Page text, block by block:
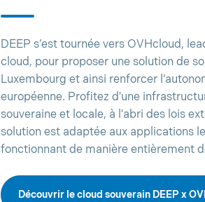
DEEP s’est tournée vers OVHcloud,
cloud, pour proposer une solution de
Luxembourg et ainsi renforcer
européenne. Profitez d'une
souveraine et locale, à l'abri des lois
solution est adaptée aux applications
fonctionnant de manière entièrement
Découvrir le cloud souverain DEEP x